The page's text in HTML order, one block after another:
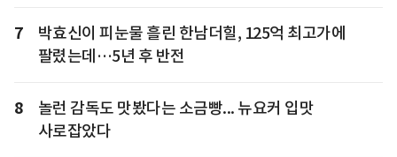
7
박효신이 피눈물 흘린 한남더힐, 125억 최고가에
팔렸는데…5년 후 반전
8
놀런 감독도 맛봤다는 소금빵... 뉴요커 입맛
사로잡았다